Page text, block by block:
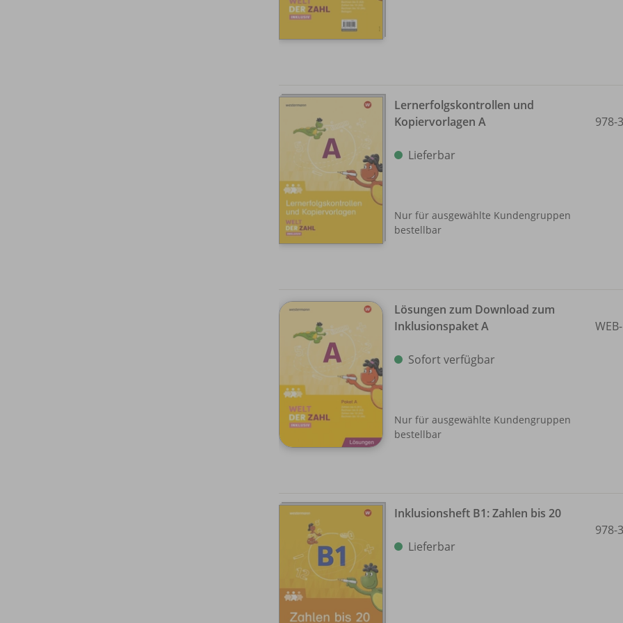
Lernerfolgskontrollen und
Kopiervorlagen A
Lieferbar
Nur für ausgewählte Kundengruppen
bestellbar
978-
Lösungen zum Download zum
Inklusionspaket A
Sofort verfügbar
Nur für ausgewählte Kundengruppen
bestellbar
Inklusionsheft B1: Zahlen bis 20
Lieferbar
978-